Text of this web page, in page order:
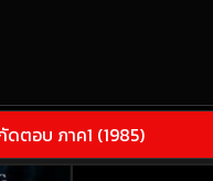
ตอบ ภาค1 (1985)